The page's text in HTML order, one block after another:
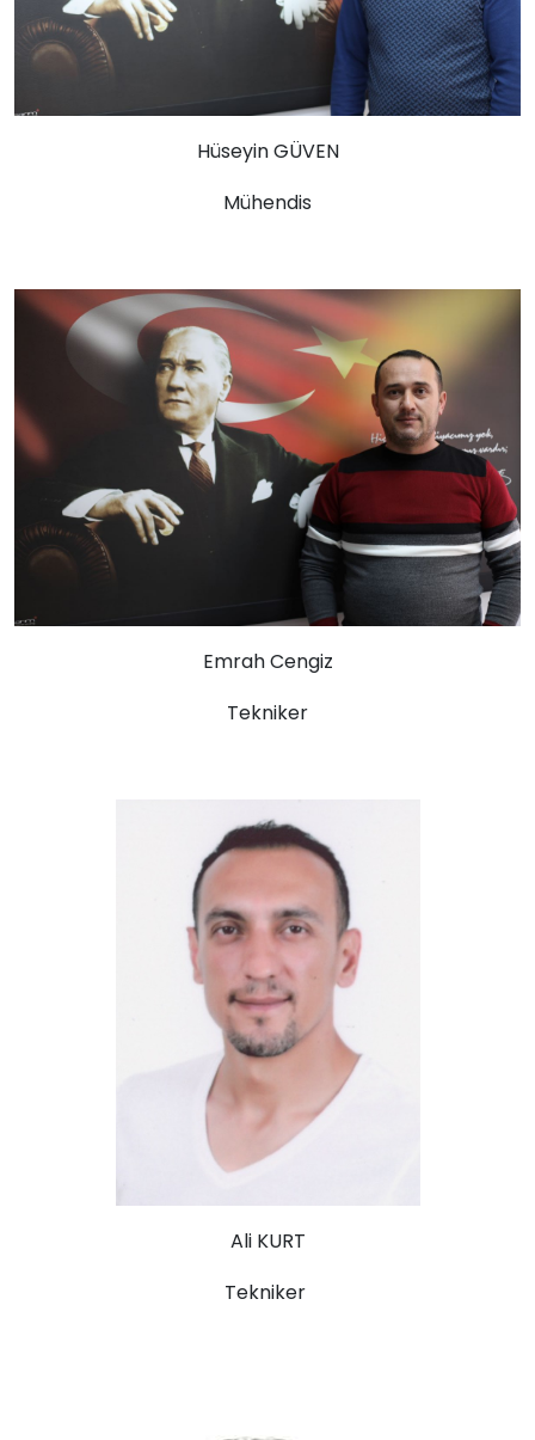
Hüseyin GÜVEN
Mühendis
Emrah Cengiz
Tekniker
Ali KURT
Tekniker